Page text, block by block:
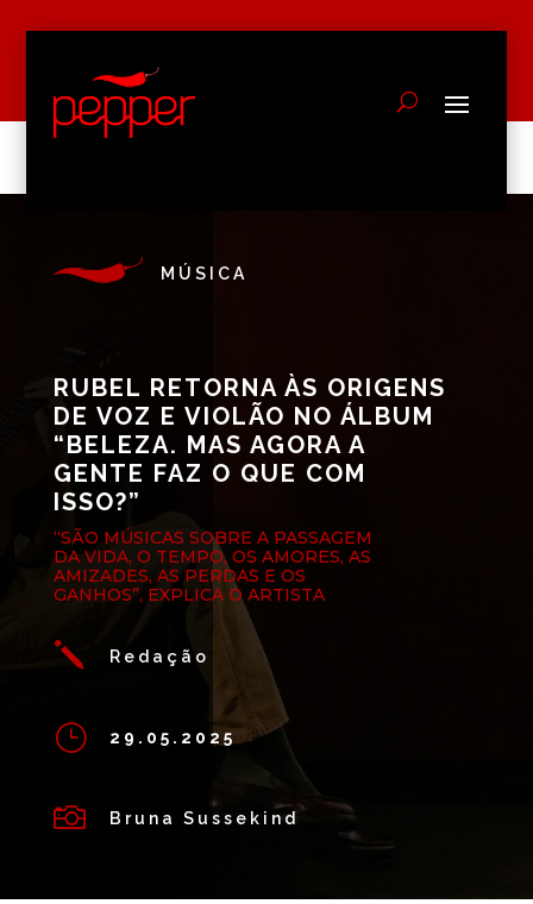
MÚSICA
RUBEL RETORNA ÀS ORIGENS
DE VOZ E VIOLÃO NO ÁLBUM
“BELEZA. MAS AGORA A
GENTE FAZ O QUE COM
ISSO?”
“SÃO MÚSICAS SOBRE A PASSAGEM
DA VIDA, O TEMPO, OS AMORES, AS
AMIZADES, AS PERDAS E OS
GANHOS”, EXPLICA O ARTISTA
j Redação
} 29.05.2025
 Bruna Sussekind